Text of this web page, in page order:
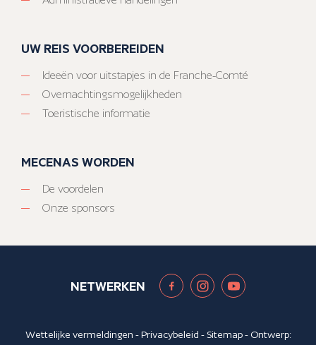
UW REIS VOORBEREIDEN
Ideeën voor uitstapjes in de Franche-Comté
Overnachtingsmogelijkheden
Toeristische informatie
MECENAS WORDEN
De voordelen
Onze sponsors
NETWERKEN
Wettelijke vermeldingen -Privacybeleid - Sitemap- Ontwerp: